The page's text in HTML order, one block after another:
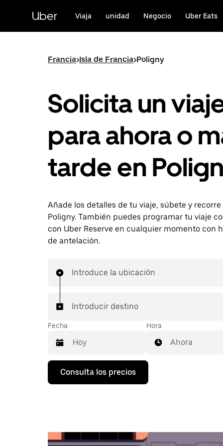
contenido
principal
Uber Viaja unidad Negocio Uber Eats
Francia>Isla de Francia>Poligny
Solicita un
para ahora o
tarde en
Añade los detalles de tu viaje, súbete y recorre
Poligny. También puedes programar tu viaje
con Uber Reserve en cualquier momento con
de antelación.
Introduce la ubicación
Introducir destino
Fecha
Pulsa
flecha
calendario
Hora
Ahora
Consulta los precios